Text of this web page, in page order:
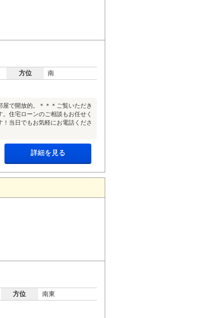
方位 南
で開放的。＊＊＊ご覧いただき
住宅ローンのご相談もお任せく
当日でもお気軽にお電話くださ
詳細を見る
方位 南東